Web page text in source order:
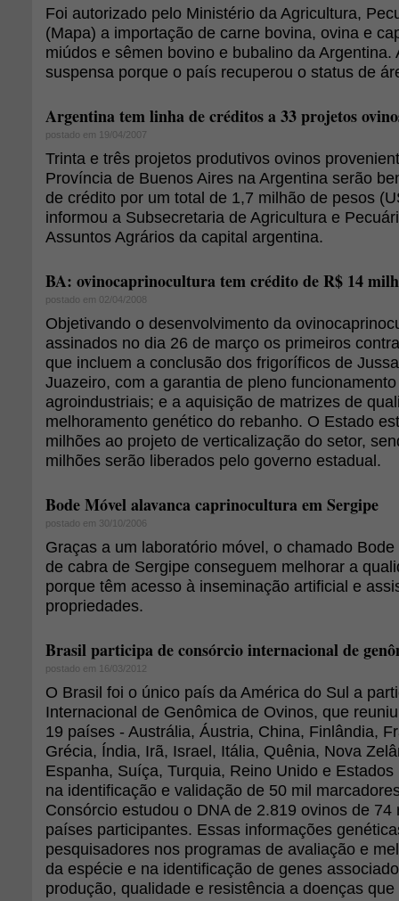
Foi autorizado pelo Ministério da Agricultura,
(Mapa) a importação de carne bovina, ovina e
miúdos e sêmen bovino e bubalino da Argentina.
suspensa porque o país recuperou o status de
Argentina tem linha de créditos a 33 projetos
postado em 19/04/2007
Trinta e três projetos produtivos ovinos
Província de Buenos Aires na Argentina serão
de crédito por um total de 1,7 milhão de pesos
informou a Subsecretaria de Agricultura e
Assuntos Agrários da capital argentina.
BA: ovinocaprinocultura tem crédito de R$ 14
postado em 02/04/2008
Objetivando o desenvolvimento da
assinados no dia 26 de março os primeiros
que incluem a conclusão dos frigoríficos de
Juazeiro, com a garantia de pleno
agroindustriais; e a aquisição de matrizes de
melhoramento genético do rebanho. O Estado
milhões ao projeto de verticalização do setor,
milhões serão liberados pelo governo estadual.
Bode Móvel alavanca caprinocultura em Sergipe
postado em 30/10/2006
Graças a um laboratório móvel, o chamado
de cabra de Sergipe conseguem melhorar a
porque têm acesso à inseminação artificial e
propriedades.
Brasil participa de consórcio internacional de
postado em 16/03/2012
O Brasil foi o único país da América do Sul a
Internacional de Genômica de Ovinos, que
19 países - Austrália, Áustria, China, Finlândia,
Grécia, Índia, Irã, Israel, Itália, Quênia, Nova
Espanha, Suíça, Turquia, Reino Unido e
na identificação e validação de 50 mil
Consórcio estudou o DNA de 2.819 ovinos de 74
países participantes. Essas informações
pesquisadores nos programas de avaliação e
da espécie e na identificação de genes
produção, qualidade e resistência a doenças